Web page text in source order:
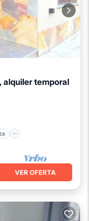
alquiler temporal
VER OFERTA